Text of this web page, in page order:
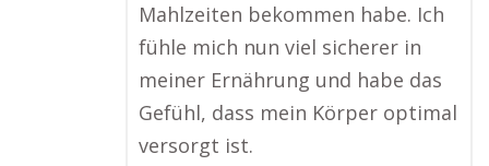
Mahlzeiten bekommen habe. Ich
fühle mich nun viel sicherer in
meiner Ernährung und habe das
Gefühl, dass mein Körper optimal
versorgt ist.